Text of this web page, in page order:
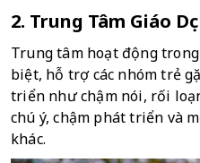
2. Trung Tâm Giáo
Trung tâm hoạt động trong
biệt, hỗ trợ các nhóm trẻ
triển như chậm nói, rối
chú ý, chậm phát triển và
khác.